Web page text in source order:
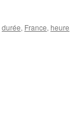
durée, France, heure